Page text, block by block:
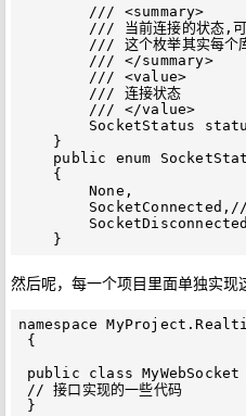
        /// <summary>
/// 当前连接的状态,可
/// 这个枚举其实每个
        /// </summary>
        /// <value>
        /// 连接状态
        /// </value>
SocketStatus
    }
public enum
    {
        None,
然后呢，每一个项目里面单独实现
namespace
{
public class
// 接口实现的一些代码
}